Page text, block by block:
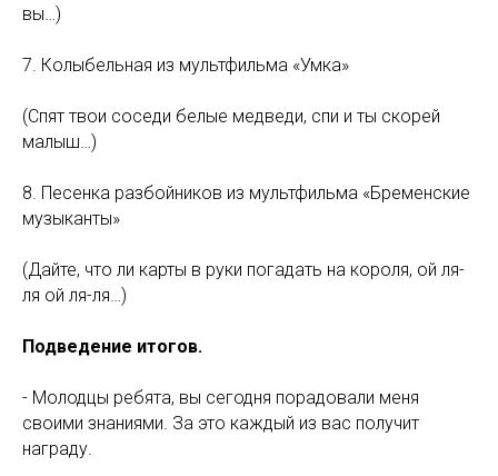
вы…)
7. Колыбельная из мультфильма «Умка»
(Спят твои соседи белые медведи, спи и ты скорей
малыш…)
8. Песенка разбойников из мультфильма «Бременские
музыканты»
(Дайте, что ли карты в руки погадать на короля, ой ля-
ля ой ля-ля…)
Подведение итогов.
- Молодцы ребята, вы сегодня порадовали меня
своими знаниями. За это каждый из вас получит
награду.